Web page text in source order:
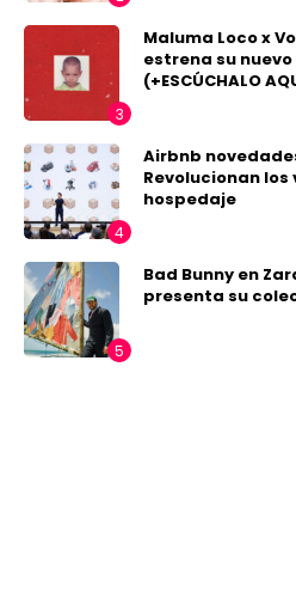
Maluma Loco x
estrena su
(+ESCÚCHALO
Airbnb
Revolucionan
hospedaje
Bad Bunny en
presenta su